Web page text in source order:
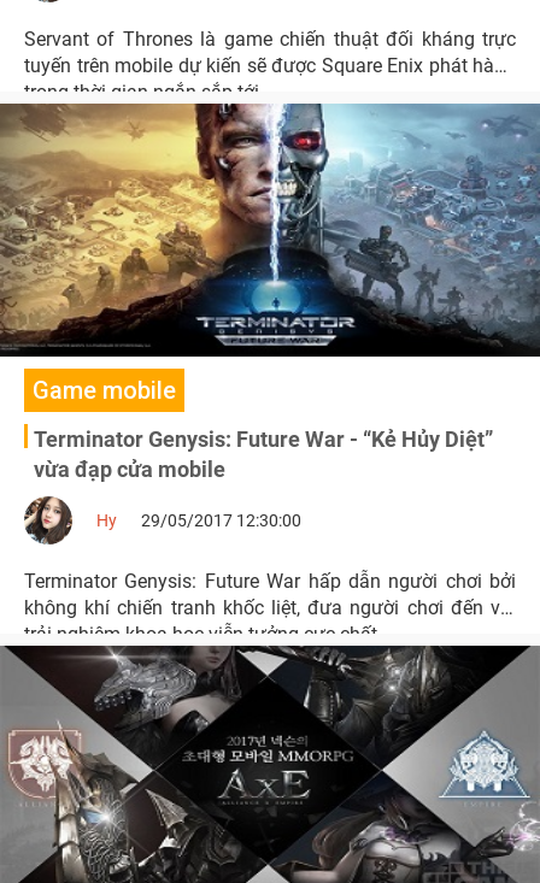
Servant of Thrones là game chiến thuật đối kháng trực
tuyến trên mobile dự kiến sẽ được Square Enix phát hành
trong thời gian ngắn sắp tới.
Game mobile
Terminator Genysis: Future War - “Kẻ Hủy Diệt”
vừa đạp cửa mobile
Hy 29/05/2017 12:30:00
Terminator Genysis: Future War hấp dẫn người chơi bởi
không khí chiến tranh khốc liệt, đưa người chơi đến với
trải nghiệm khoa học viễn tưởng cực chất.